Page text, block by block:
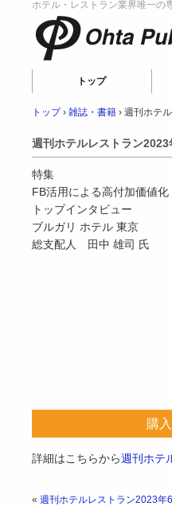
ホテル・レストラン業界唯一の
Ohtaトップ
トップ › 雑誌・書籍 › 週刊ホテ
週刊ホテルレストラン
特集
FB活用による高付加価値化
トップインタビュー
ブルガリ ホテル 東京
総支配人 田中 雄司 氏
購入
詳細はこちらから週刊ホテ
« 週刊ホテルレストラン2023年